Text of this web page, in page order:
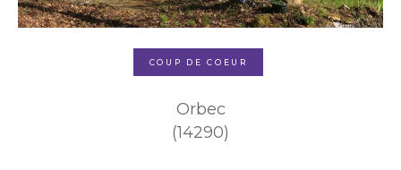
COUP DE COEUR
Orbec
(14290)